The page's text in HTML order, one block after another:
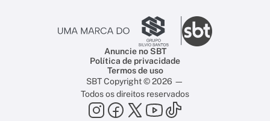
Anuncie no SBT
Política de privacidade
Termos de uso
SBT Copyright © 2026 —
Todos os direitos reservados